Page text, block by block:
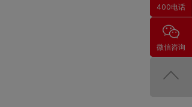
400电话
微信咨询